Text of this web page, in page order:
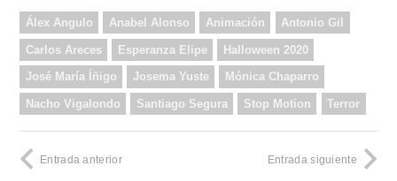
Álex Angulo Anabel Alonso Animación Antonio Gil
Carlos Areces Esperanza Elipe Halloween 2020
José María Íñigo Josema Yuste Mónica Chaparro
Nacho Vigalondo Santiago Segura Stop Motion Terror
Entrada anterior Entrada siguiente